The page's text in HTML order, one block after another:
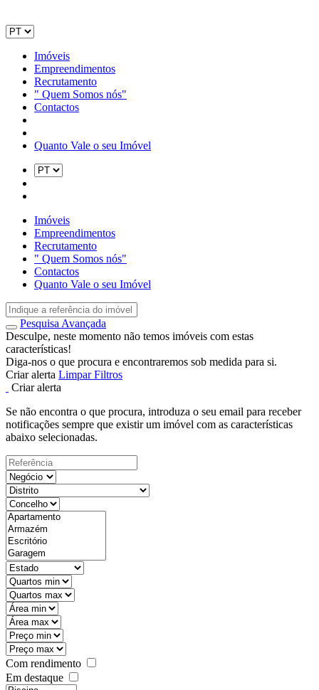
Imóveis
Empreendimentos
Recrutamento
" Quem Somos nós"
Contactos
Quanto Vale o seu Imóvel
Imóveis
Empreendimentos
Recrutamento
" Quem Somos nós"
Contactos
Quanto Vale o seu Imóvel
Pesquisa Avançada
Desculpe, neste momento não temos imóveis com estas
características!
Diga-nos o que procura e encontraremos sob medida para si.
Criar alerta Limpar Filtros
Criar alerta
Se não encontra o que procura, introduza o seu email para receber
notificações sempre que existir um imóvel com as características
abaixo selecionadas.
Com rendimento
Em destaque